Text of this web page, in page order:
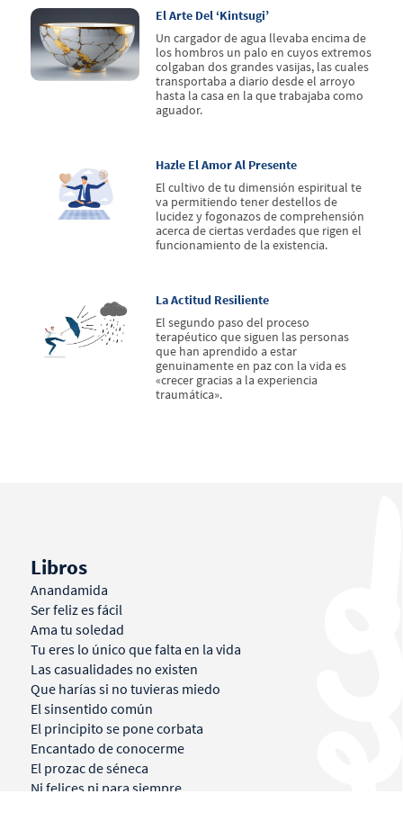
El Arte Del ‘kintsugi’
Un cargador de agua llevaba encima de
los hombros un palo en cuyos extremos
colgaban dos grandes vasijas, las cuales
transportaba a diario desde el arroyo
hasta la casa en la que trabajaba como
aguador.
Hazle El Amor Al Presente
El cultivo de tu dimensión espiritual te
va permitiendo tener destellos de
lucidez y fogonazos de comprehensión
acerca de ciertas verdades que rigen el
funcionamiento de la existencia.
La Actitud Resiliente
El segundo paso del proceso
terapéutico que siguen las personas
que han aprendido a estar
genuinamente en paz con la vida es
«crecer gracias a la experiencia
traumática».
Libros
Anandamida
Ser feliz es fácil
Ama tu soledad
Tu eres lo único que falta en la vida
Las casualidades no existen
Que harías si no tuvieras miedo
El sinsentido común
El principito se pone corbata
Encantado de conocerme
El prozac de séneca
Ni felices ni para siempre